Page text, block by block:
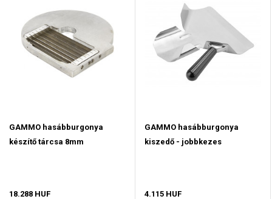
GAMMO hasábburgonya
készítő tárcsa 8mm
18.288 HUF
GAMMO hasábburgonya
kiszedő - jobbkezes
4.115 HUF